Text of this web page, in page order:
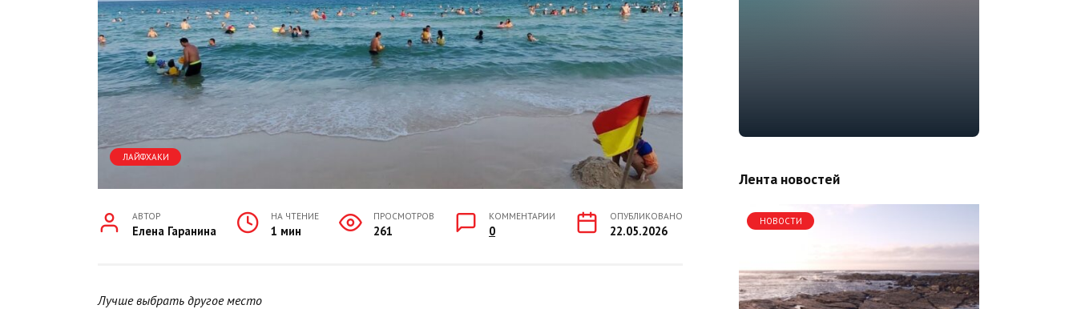
ЛАЙФХАКИ
АВТОР
Елена Гаранина
НА ЧТЕНИЕ
1 мин
ПРОСМОТРОВ
261
КОММЕНТАРИИ
0
ОПУБЛИКОВАНО
22.05.2026
Лучше выбрать другое место
Лента новостей
НОВОСТИ